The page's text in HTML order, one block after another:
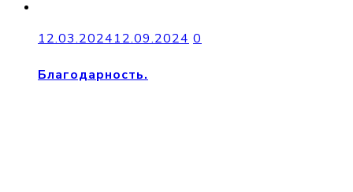
12.03.202412.09.2024 0
Благодарность.